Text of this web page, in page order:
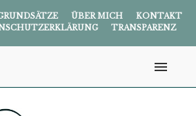
ÜBER MICH
KONTAKT
TRANSPARENZ